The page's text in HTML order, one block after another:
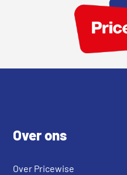
Over ons
Over Pricewise